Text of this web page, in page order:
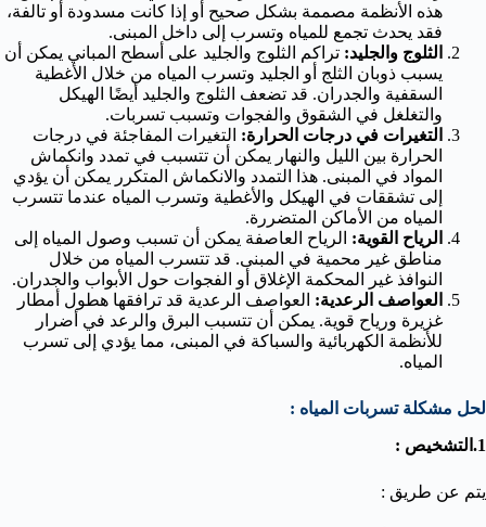
هذه الأنظمة مصممة بشكل صحيح أو إذا كانت مسدودة أو تالفة،
فقد يحدث تجمع للمياه وتسرب إلى داخل المبنى.
الثلوج والجليد: تراكم الثلوج والجليد على أسطح المباني يمكن أن
يسبب ذوبان الثلج أو الجليد وتسرب المياه من خلال الأغطية
السقفية والجدران. قد تضعف الثلوج والجليد أيضًا الهيكل
والتغلغل في الشقوق والفجوات وتسبب تسربات.
التغيرات في درجات الحرارة: التغيرات المفاجئة في درجات
الحرارة بين الليل والنهار يمكن أن تتسبب في تمدد وانكماش
المواد في المبنى. هذا التمدد والانكماش المتكرر يمكن أن يؤدي
إلى تشققات في الهيكل والأغطية وتسرب المياه عندما تتسرب
المياه من الأماكن المتضررة.
الرياح القوية: الرياح العاصفة يمكن أن تسبب وصول المياه إلى
مناطق غير محمية في المبنى. قد تتسرب المياه من خلال
النوافذ غير المحكمة الإغلاق أو الفجوات حول الأبواب والجدران.
العواصف الرعدية: العواصف الرعدية قد ترافقها هطول أمطار
غزيرة ورياح قوية. يمكن أن تتسبب البرق والرعد في أضرار
للأنظمة الكهربائية والسباكة في المبنى، مما يؤدي إلى تسرب
المياه.
لحل مشكلة تسربات المياه :
1.التشخيص :
يتم عن طريق :